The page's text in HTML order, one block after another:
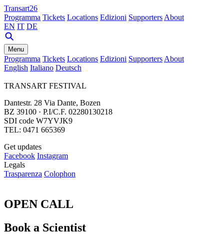
Transart26
Programma Tickets Locations Edizioni Supporters About
EN IT DE
Menu
Programma Tickets Locations Edizioni Supporters About
English Italiano Deutsch
TRANSART FESTIVAL
Dantestr. 28 Via Dante, Bozen
BZ 39100 · P.I/C.F. 02280130218
SDI code W7YVJK9
TEL: 0471 665369
Get updates
Facebook Instagram
Legals
Trasparenza Colophon
OPEN CALL
Book a Scientist